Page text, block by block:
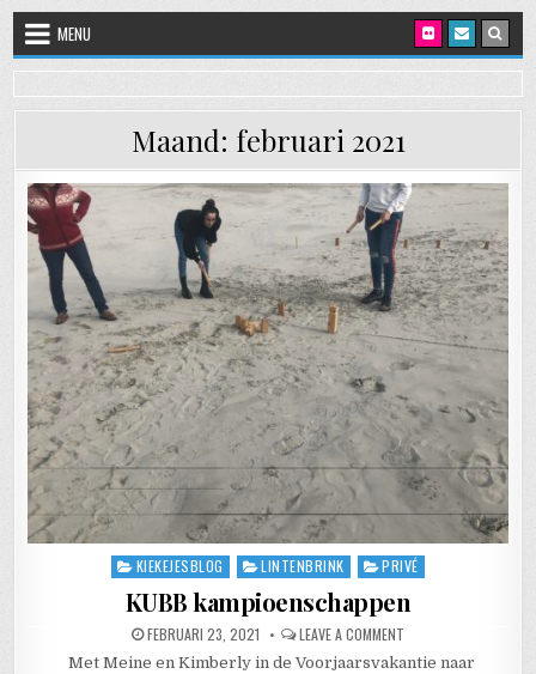
Skip to content
MENU
Maand: februari 2021
Posted in
KIEKEJESBLOG LINTENBRINK PRIVÉ
KUBB kampioenschappen
PUBLISHED DATE:
FEBRUARI 23, 2021 LEAVE A COMMENT
Met Meine en Kimberly in de Voorjaarsvakantie naar